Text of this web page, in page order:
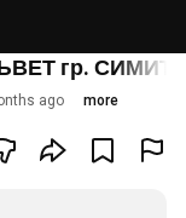
гр. СИМИТЛИ
ago more